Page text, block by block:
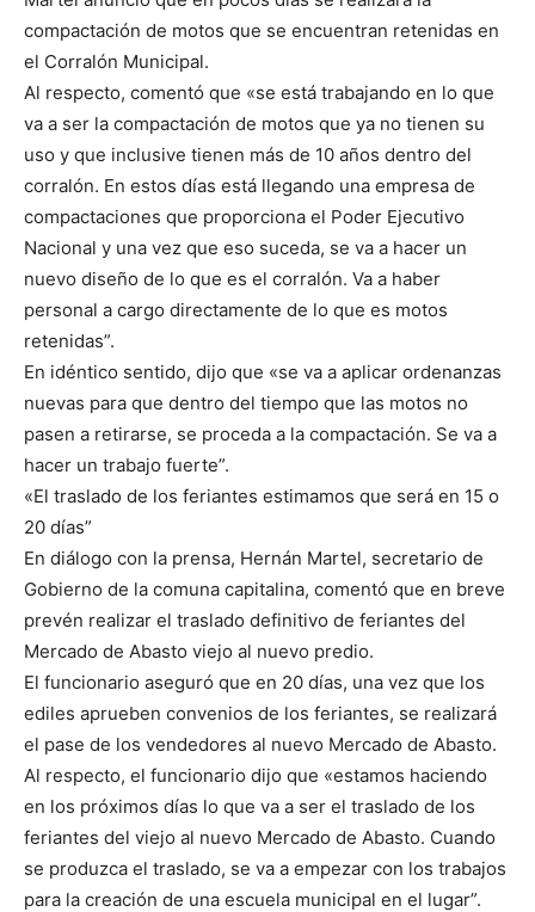
compactación de motos que se encuentran retenidas en
el Corralón Municipal.
Al respecto, comentó que «se está trabajando en lo que
va a ser la compactación de motos que ya no tienen su
uso y que inclusive tienen más de 10 años dentro del
corralón. En estos días está llegando una empresa de
compactaciones que proporciona el Poder Ejecutivo
Nacional y una vez que eso suceda, se va a hacer un
nuevo diseño de lo que es el corralón. Va a haber
personal a cargo directamente de lo que es motos
retenidas”.
En idéntico sentido, dijo que «se va a aplicar ordenanzas
nuevas para que dentro del tiempo que las motos no
pasen a retirarse, se proceda a la compactación. Se va a
hacer un trabajo fuerte”.
«El traslado de los feriantes estimamos que será en 15 o
20 días”
En diálogo con la prensa, Hernán Martel, secretario de
Gobierno de la comuna capitalina, comentó que en breve
prevén realizar el traslado definitivo de feriantes del
Mercado de Abasto viejo al nuevo predio.
El funcionario aseguró que en 20 días, una vez que los
ediles aprueben convenios de los feriantes, se realizará
el pase de los vendedores al nuevo Mercado de Abasto.
Al respecto, el funcionario dijo que «estamos haciendo
en los próximos días lo que va a ser el traslado de los
feriantes del viejo al nuevo Mercado de Abasto. Cuando
se produzca el traslado, se va a empezar con los trabajos
para la creación de una escuela municipal en el lugar”.